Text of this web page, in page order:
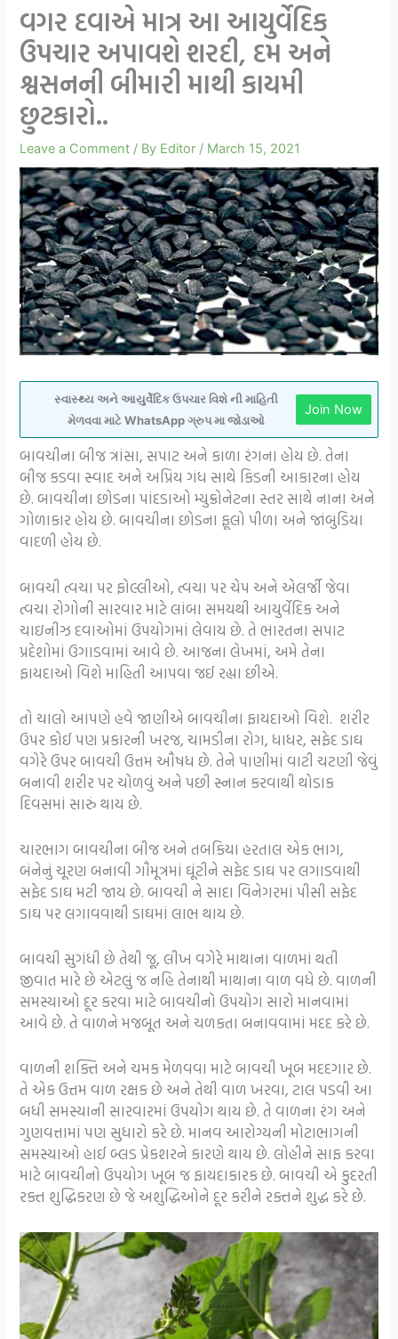
વગર દવાએ માત્ર આ આયુર્વેદિક
ઉપચાર અપાવશે શરદી, દમ અને
શ્વસનની બીમારી માથી કાયમી
છુટકારો..
Leave a Comment / By Editor / March 15, 2021
સ્વાસ્થ્ય અને આયુર્વેદિક ઉપચાર વિશે ની માહિતી
મેળવવા માટે WhatsApp ગ્રુપ મા જોડાઓ
Join Now
બાવચીના બીજ ત્રાંસા, સપાટ અને કાળા રંગના હોય છે. તેના
બીજ કડવા સ્વાદ અને અપ્રિય ગંધ સાથે કિડની આકારના હોય
છે. બાવચીના છોડના પાંદડાઓ મ્યુક્રોનેટના સ્તર સાથે નાના અને
ગોળાકાર હોય છે. બાવચીના છોડના ફૂલો પીળા અને જાંબુડિયા
વાદળી હોય છે.
બાવચી ત્વચા પર ફોલ્લીઓ, ત્વચા પર ચેપ અને એલર્જી જેવા
ત્વચા રોગોની સારવાર માટે લાંબા સમયથી આયુર્વેદિક અને
ચાઇનીઝ દવાઓમાં ઉપયોગમાં લેવાય છે. તે ભારતના સપાટ
પ્રદેશોમાં ઉગાડવામાં આવે છે. આજના લેખમાં, અમે તેના
ફાયદાઓ વિશે માહિતી આપવા જઈ રહ્યા છીએ.
તો ચાલો આપણે હવે જાણીએ બાવચીના ફાયદાઓ વિશે. શરીર
ઉપર કોઈ પણ પ્રકારની ખરજ, ચામડીના રોગ, ધાધર, સફેદ ડાઘ
વગેરે ઉપર બાવચી ઉત્તમ ઔષધ છે. તેને પાણીમાં વાટી ચટણી જેવું
બનાવી શરીર પર ચોળવું અને પછી સ્નાન કરવાથી થોડાક
દિવસમાં સારું થાય છે.
ચારભાગ બાવચીના બીજ અને તબકિયા હરતાલ એક ભાગ,
બંનેનું ચૂરણ બનાવી ગૌમૂત્રમાં ઘૂંટીને સફેદ ડાઘ પર લગાડવાથી
સફેદ ડાઘ મટી જાય છે. બાવચી ને સાદા વિનેગરમાં પીસી સફેદ
ડાઘ પર લગાવવાથી ડાઘમાં લાભ થાય છે.
બાવચી સુગંધી છે તેથી જૂ, લીખ વગેરે માથાના વાળમાં થતી
જીવાત મારે છે એટલું જ નહિ તેનાથી માથાના વાળ વધે છે. વાળની
​​સમસ્યાઓ દૂર કરવા માટે બાવચીનો ઉપયોગ સારો માનવામાં
આવે છે. તે વાળને મજબૂત અને ચળકતા બનાવવામાં મદદ કરે છે.
વાળની ​​શક્તિ અને ચમક મેળવવા માટે બાવચી ખૂબ મદદગાર છે.
તે એક ઉત્તમ વાળ રક્ષક છે અને તેથી વાળ ખરવા, ટાલ પડવી આ
બધી સમસ્યાની સારવારમાં ઉપયોગ થાય છે. તે વાળના રંગ અને
ગુણવત્તામાં પણ સુધારો કરે છે. માનવ આરોગ્યની મોટાભાગની
સમસ્યાઓ હાઈ બ્લડ પ્રેકશરને કારણે થાય છે. લોહીને સાફ કરવા
માટે બાવચીનો ઉપયોગ ખૂબ જ ફાયદાકારક છે. બાવચી એ કુદરતી
રક્ત શુદ્ધિકરણ છે જે અશુદ્ધિઓને દૂર કરીને રક્તને શુદ્ધ કરે છે.